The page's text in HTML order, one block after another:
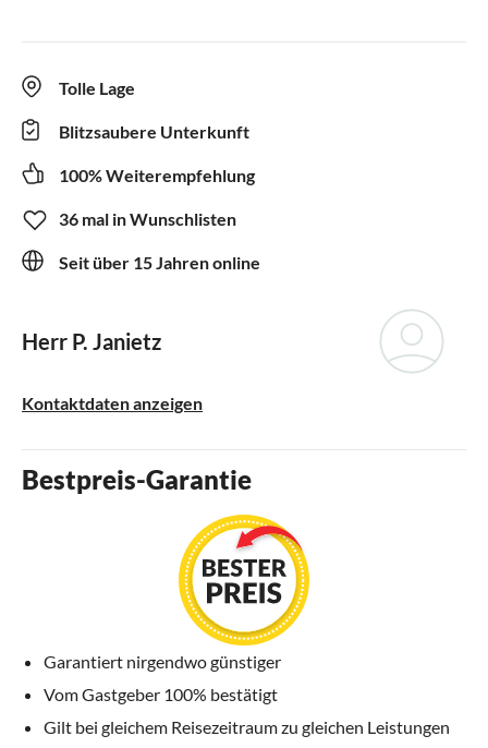
Tolle Lage
Blitzsaubere Unterkunft
100% Weiterempfehlung
36 mal in Wunschlisten
Seit über 15 Jahren online
Herr P. Janietz
Kontaktdaten anzeigen
Bestpreis-Garantie
Garantiert nirgendwo günstiger
Vom Gastgeber 100% bestätigt
Gilt bei gleichem Reisezeitraum zu gleichen Leistungen